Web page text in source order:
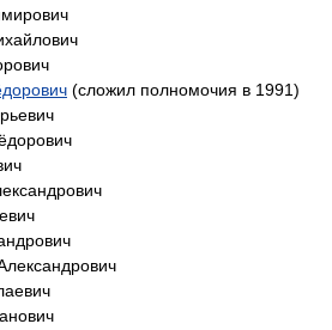
(сложил полномочия в 1991)